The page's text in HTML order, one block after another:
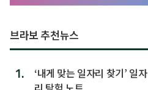
브라보 추천뉴스
1.
‘내게 맞는 일자리 찾기’ 일자